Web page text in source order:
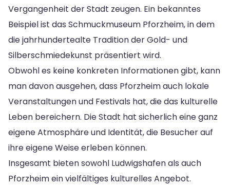
Vergangenheit der Stadt zeugen. Ein bekanntes
Beispiel ist das Schmuckmuseum Pforzheim, in dem
die jahrhundertealte Tradition der Gold- und
Silberschmiedekunst präsentiert wird.
Obwohl es keine konkreten Informationen gibt, kann
man davon ausgehen, dass Pforzheim auch lokale
Veranstaltungen und Festivals hat, die das kulturelle
Leben bereichern. Die Stadt hat sicherlich eine ganz
eigene Atmosphäre und Identität, die Besucher auf
ihre eigene Weise erleben können.
Insgesamt bieten sowohl Ludwigshafen als auch
Pforzheim ein vielfältiges kulturelles Angebot.